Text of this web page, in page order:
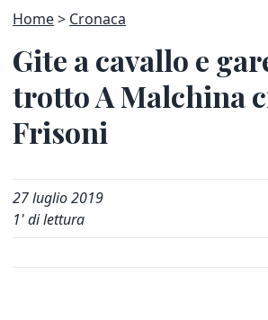
Home Cronaca
Gite a cavallo e
trotto A Malchina
Frisoni
27 luglio 2019
1' di lettura